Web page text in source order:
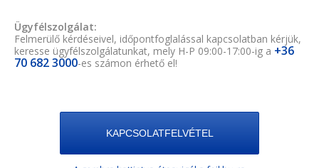
Ügyfélszolgálat:
Felmerülő kérdéseivel, időpontfoglalással kapcsolatban kérjük,
keresse ügyfélszolgálatunkat, mely H-P 09:00-17:00-ig a +36
70 682 3000-es számon érhető el!
KAPCSOLATFELVÉTEL